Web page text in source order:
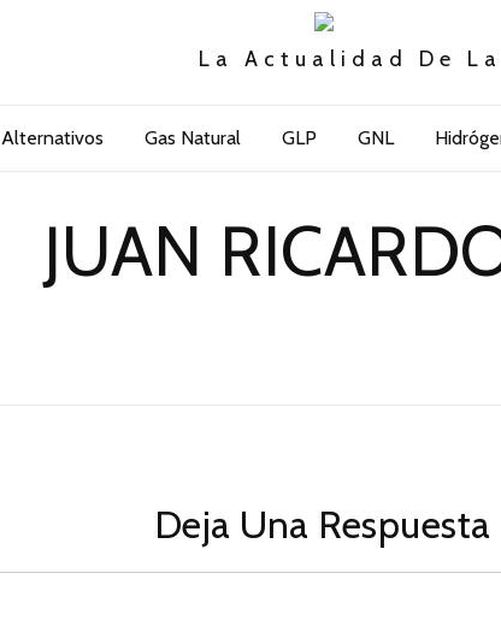
La Actualidad De
Alternativos Gas Natural GLP GNL
JUAN
Deja Una Respuesta